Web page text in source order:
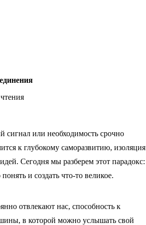
сигнал или необходимость срочно
к глубокому саморазвитию, изоляция
Сегодня мы разберем этот парадокс:
и создать что-то великое.
отвлекают нас, способность к
в которой можно услышать свой